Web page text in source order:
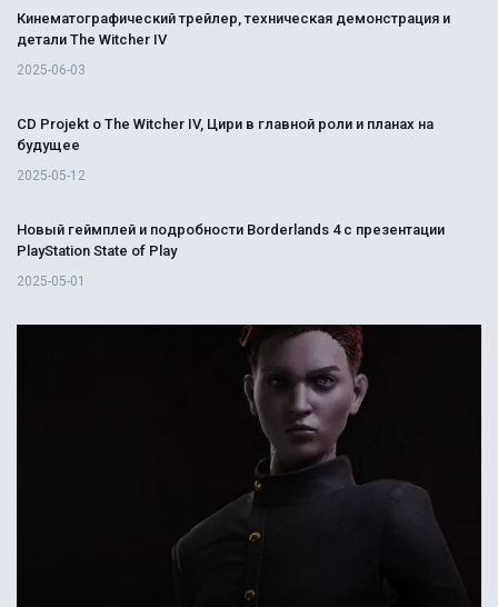
Кинематографический трейлер, техническая демонстрация и
детали The Witcher IV
2025-06-03
CD Projekt о The Witcher IV, Цири в главной роли и планах на
будущее
2025-05-12
Новый геймплей и подробности Borderlands 4 с презентации
PlayStation State of Play
2025-05-01